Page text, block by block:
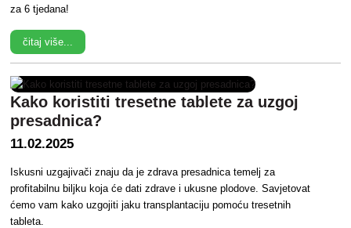
za 6 tjedana!
čitaj više...
Kako koristiti tresetne tablete za uzgoj
presadnica?
11.02.2025
Iskusni uzgajivači znaju da je zdrava presadnica temelj za
profitabilnu biljku koja će dati zdrave i ukusne plodove. Savjetovat
ćemo vam kako uzgojiti jaku transplantaciju pomoću tresetnih
tableta.